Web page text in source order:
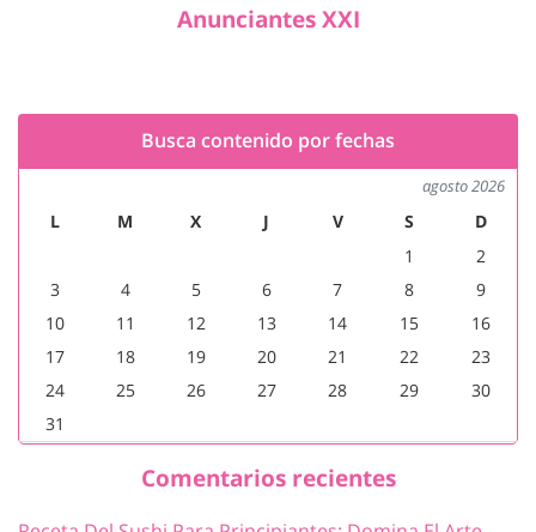
Anunciantes XXI
Busca contenido por fechas
agosto 2026
L M X J V S
D
1
2
3
4 5 6 7 8
9
10
11 12 13 14 15
16
17
18 19 20 21 22
23
24
25 26 27 28 29
30
31
Comentarios recientes